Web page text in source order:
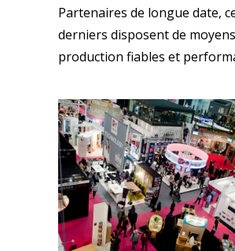
Partenaires de longue date,
derniers disposent de
production fiables et